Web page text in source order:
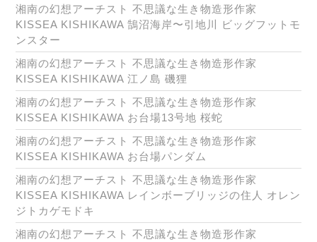
湘南の幻想アーチスト 不思議な生き物造形作家
KISSEA KISHIKAWA 鵠沼海岸〜引地川 ビッグフットモ
ンスター
湘南の幻想アーチスト 不思議な生き物造形作家
KISSEA KISHIKAWA 江ノ島 磯狸
湘南の幻想アーチスト 不思議な生き物造形作家
KISSEA KISHIKAWA お台場13号地 桜蛇
湘南の幻想アーチスト 不思議な生き物造形作家
KISSEA KISHIKAWA お台場パンダム
湘南の幻想アーチスト 不思議な生き物造形作家
KISSEA KISHIKAWA レインボーブリッジの住人 オレン
ジトカゲモドキ
湘南の幻想アーチスト 不思議な生き物造形作家